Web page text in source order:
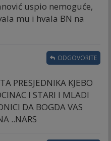
uspio nemoguće,
mu i hvala BN na
PRESJEDNIKA KJEBO
I STARI I MLADI
DA BOGDA VAS
..NARS
ODGOVORITE